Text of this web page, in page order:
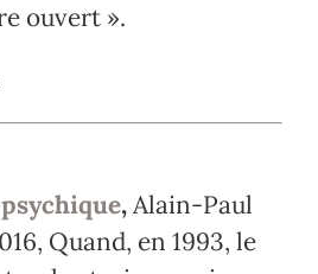
ouvert ».
,Alain-Paul
Quand, en 1993, le